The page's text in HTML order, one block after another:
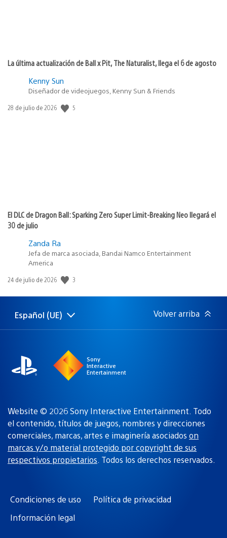
La última actualización de Ball x Pit, The Naturalist, llega el 6 de agosto
Kenny Sun
Diseñador de videojuegos, Kenny Sun & Friends
Fecha
28 de julio de 2026 5
El DLC de Dragon Ball: Sparking Zero Super Limit-Breaking Neo llegará el
30 de julio
Zanda Ra
Jefa de marca asociada, Bandai Namco Entertainment
America
Fecha
publicación:
24 de julio de 2026 3
Selecciona
una
Región
actual:
Español (UE) Volver arriba
Sony
Interactive
Entertainment
Website © 2026 Sony Interactive Entertainment. Todo
el contenido, títulos de juegos, nombres y direcciones
comerciales, marcas, artes e imaginería asociados on
marcas y/o material protegido por copyright de sus
respectivos propietarios. Todos los derechos reservados.
Condiciones de uso
Política de privacidad
Información legal